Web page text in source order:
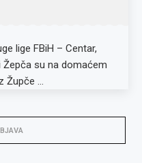
lige FBiH – Centar,
su na domaćem
Župče …